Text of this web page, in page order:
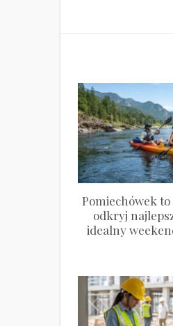
Pomiechówek
odkryj
idealny